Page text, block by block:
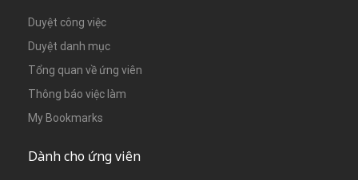
Duyệt công việc
Duyệt danh mục
Tổng quan về ứng viên
Thông báo việc làm
My Bookmarks
Dành cho ứng viên